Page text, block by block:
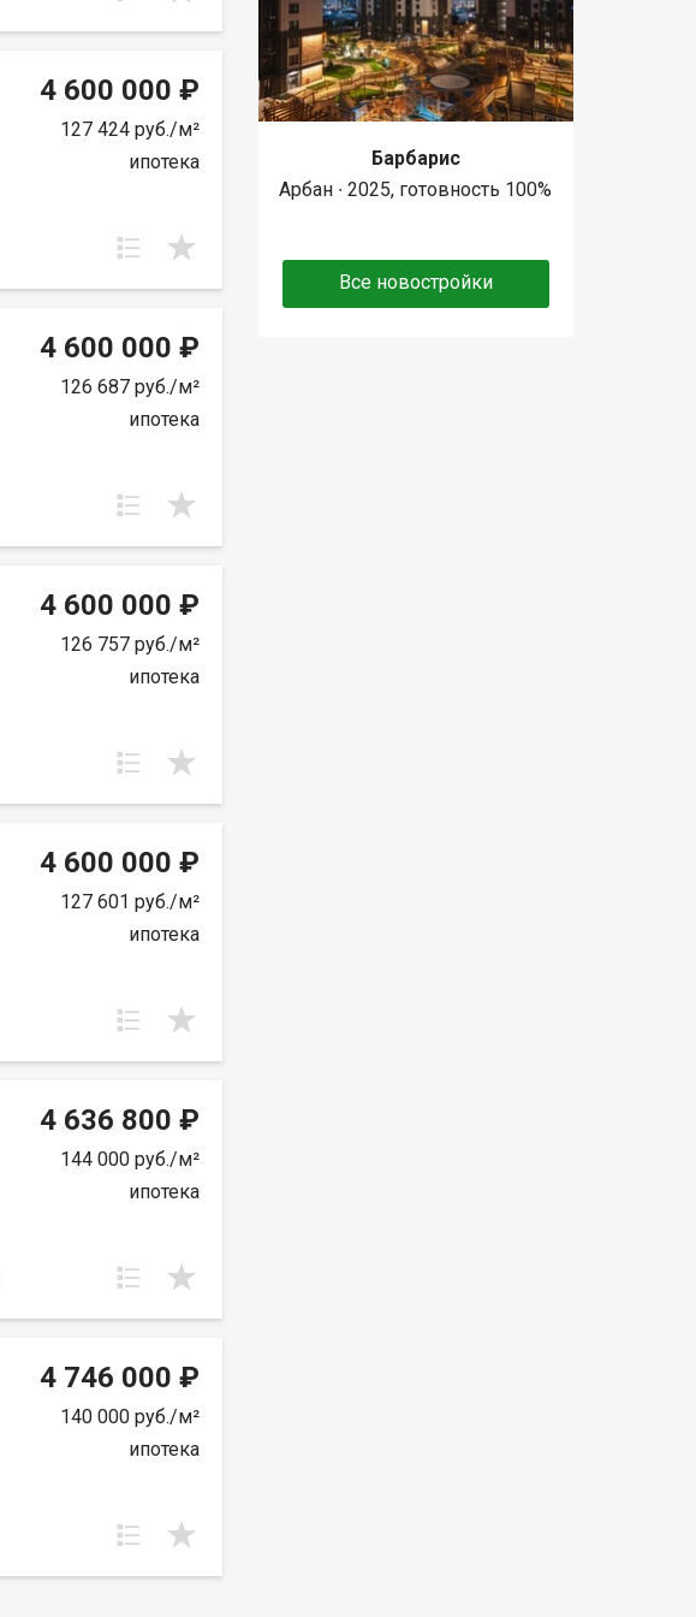
4 600 000 ₽
127 424 руб./м²
ипотека
4 600 000 ₽
126 687 руб./м²
ипотека
4 600 000 ₽
126 757 руб./м²
ипотека
4 600 000 ₽
127 601 руб./м²
ипотека
4 636 800 ₽
144 000 руб./м²
ипотека
4 746 000 ₽
140 000 руб./м²
ипотека
Барбарис
Арбан ∙ 2025, готовность 100%
Все новостройки